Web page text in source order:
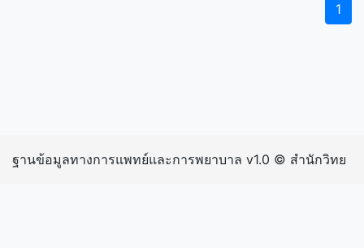
1
ฐานข้อมูลทางการแพทย์และการพยาบาล v1.0 © สำนักวิทย